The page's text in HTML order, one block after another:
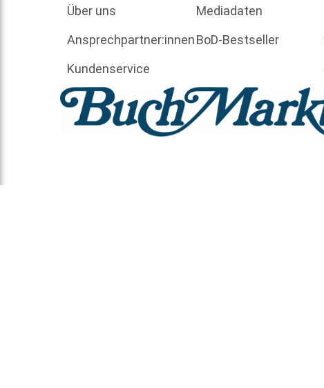
Über uns
Ansprechpartner:innen
Kundenservice
Mediadaten
BoD-Bestseller